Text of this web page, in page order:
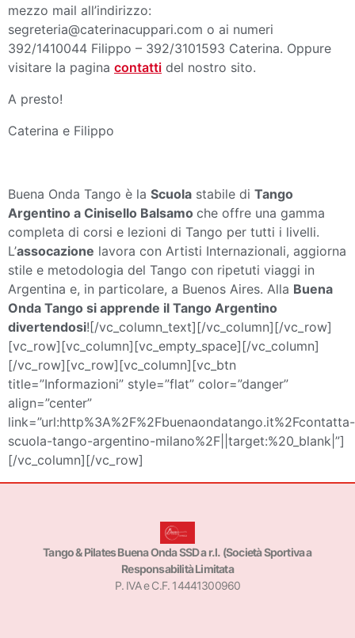
mezzo mail all’indirizzo:
segreteria@caterinacuppari.com o ai numeri
392/1410044 Filippo – 392/3101593 Caterina. Oppure
visitare la pagina contatti del nostro sito.
A presto!
Caterina e Filippo
Buena Onda Tango è la Scuola stabile di Tango
Argentino a Cinisello Balsamo che offre una gamma
completa di corsi e lezioni di Tango per tutti i livelli.
L’assocazione lavora con Artisti Internazionali, aggiorna
stile e metodologia del Tango con ripetuti viaggi in
Argentina e, in particolare, a Buenos Aires. Alla Buena
Onda Tango si apprende il Tango Argentino
divertendosi![/vc_column_text][/vc_column][/vc_row]
[vc_row][vc_column][vc_empty_space][/vc_column]
[/vc_row][vc_row][vc_column][vc_btn
title=”Informazioni” style=”flat” color=”danger”
align=”center”
link=”url:http%3A%2F%2Fbuenaondatango.it%2Fcontatta-
scuola-tango-argentino-milano%2F||target:%20_blank|”]
[/vc_column][/vc_row]
Tango & Pilates Buena Onda SSD a r.l. (Società Sportiva a
Responsabilità Limitata
P. IVA e C.F. 14441300960